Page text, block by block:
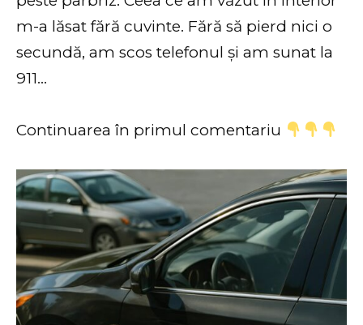
m-a lăsat fără cuvinte. Fără să pierd nici o
secundă, am scos telefonul și am sunat la
911…
Continuarea în primul comentariu